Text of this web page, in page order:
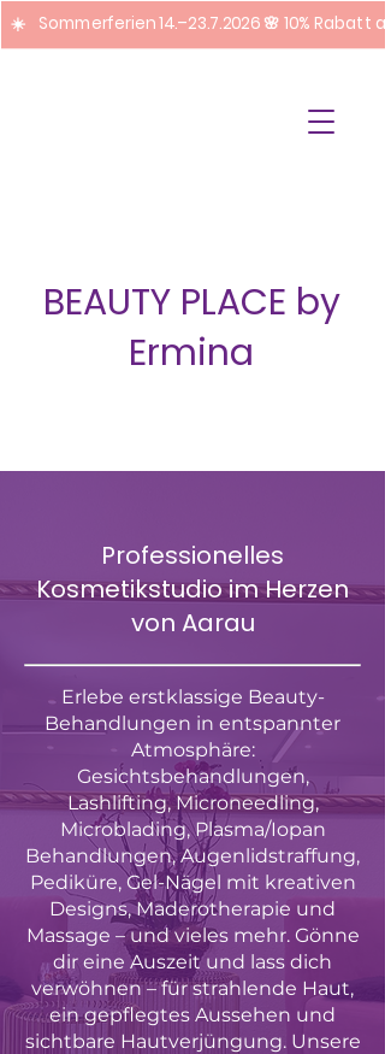
☀️ Sommerferien 14.–23.7.2026 🌸 10% Rabatt
BEAUTY PLACE by
Ermina
Professionelles
Kosmetikstudio im Herzen
von Aarau
Erlebe erstklassige Beauty-
Behandlungen in entspannter
Atmosphäre:
Gesichtsbehandlungen,
Lashlifting, Microneedling,
Microblading, Plasma/Iopan
Behandlungen, Augenlidstraffung,
Pediküre, Gel-Nägel mit kreativen
Designs, Maderotherapie und
Massage – und vieles mehr. Gönne
dir eine Auszeit und lass dich
verwöhnen – für strahlende Haut,
ein gepflegtes Aussehen und
sichtbare Hautverjüngung. Unsere